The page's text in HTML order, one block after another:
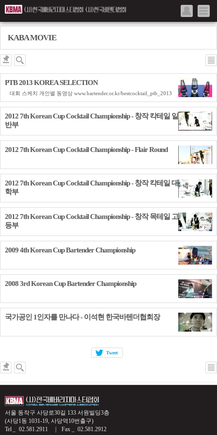
KABA MOVIE
PTB 2013 KOREA SELECTION
대회 스케치 개인별 동영상 www.bartender.or.kr/bestcocktail_ptb_2013
2012 7th Korean Cup Cocktail Championship - 창작 칵테일 일
반부
2012 7th Korean Cup Cocktail Championship - Flair Round
2012 7th Korean Cup Cocktail Championship - 창작 칵테일 대
학부
2012 7th Korean Cup Cocktail Championship - 창작 목테일 고
등부
2009 4th Korean Cup Bartender Championship
2008 3rd Korean Cup Bartender Championship
국가공인 1인자를 만나다 - 이석현 한국바텐더협회장
Tweet
서울 동작구 사당로30길 133 서원빌딩3층
(사당1동 1031-19, 사당역10번출구)
Tel
02.581.2911 Fax
02.581.2912